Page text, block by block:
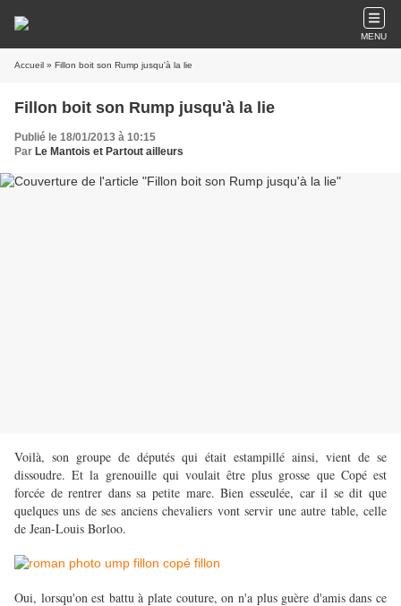
MENU
Accueil » Fillon boit son Rump jusqu'à la lie
Fillon boit son Rump jusqu'à la lie
Publié le 18/01/2013 à 10:15
Par Le Mantois et Partout ailleurs
Voilà, son groupe de députés qui était estampillé ainsi, vient de se
dissoudre. Et la grenouille qui voulait être plus grosse que Copé est
forcée de rentrer dans sa petite mare. Bien esseulée, car il se dit que
quelques uns de ses anciens chevaliers vont servir une autre table, celle
de Jean-Louis Borloo.
Oui, lorsqu'on est battu à plate couture, on n'a plus guère d'amis dans ce